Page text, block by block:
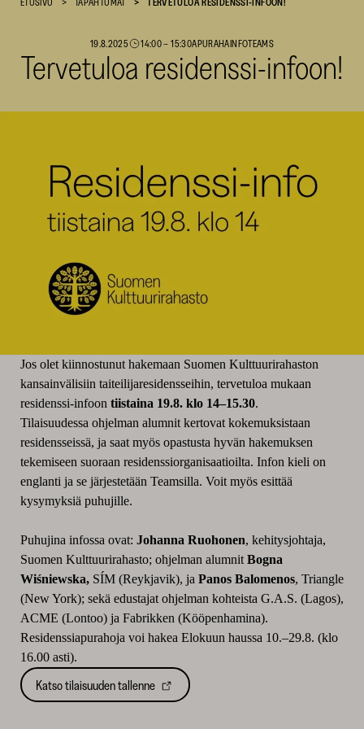
19.8.2025 14:00– 15:30APURAHAINFOTEAMS
Tervetuloa residenssi-infoon!
Jos olet kiinnostunut hakemaan Suomen Kulttuurirahaston
kansainvälisiin taiteilijaresidensseihin, tervetuloa mukaan
residenssi-infoon tiistaina 19.8. klo 14–15.30.
Tilaisuudessa ohjelman alumnit kertovat kokemuksistaan
residensseissä, ja saat myös opastusta hyvän hakemuksen
tekemiseen suoraan residenssiorganisaatioilta. Infon kieli on
englanti ja se järjestetään Teamsilla. Voit myös esittää
kysymyksiä puhujille.
Puhujina infossa ovat: Johanna Ruohonen, kehitysjohtaja,
Suomen Kulttuurirahasto; ohjelman alumnit Bogna
Wiśniewska,SÍM (Reykjavik), ja Panos Balomenos, Triangle
(New York); sekä edustajat ohjelman kohteista G.A.S. (Lagos),
ACME (Lontoo) ja Fabrikken (Kööpenhamina).
Residenssiapurahoja voi hakea Elokuun haussa 10.–29.8. (klo
16.00 asti).
Katso tilaisuuden tallenne